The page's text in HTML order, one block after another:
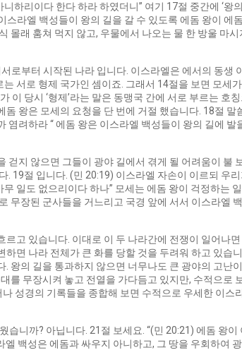
하리이다 한다 하라 하였더니” 여기 17절 중간에 ‘
스라엘 백성들이 왕의 길을 갈 수 있도록 에돔 왕이
몰래 훔쳐 먹지 않고, 우물에서 나오는 물 한 방울 마
로부터 시작된 나라 입니다. 이스라엘은 에서의 동
서로 형제 국가인 셈이죠. 그래서 14절을 보면 모세
이 당시 ‘형제’라는 말은 동맹국 간에 서로 부르는
왕은 모세의 요청을 단 번에 거절 했습니다. 18절
염려하라 “ 에돔 왕은 이스라엘 백성들이 왕의 길에
걷지 않으면 그들이 광야 길에서 겪게 될 어려움이 불
. 19절 입니다. (민 20:19) 이스라엘 자손이 이르되 우
일도 없으리이다 하나” 모세는 에돔 왕이 걱정하는
무장된 군사들을 거느리고 국경 앞에 서서 이스라엘
르고 있습니다. 이대로 이 두 나라간에 전쟁이 일어나
하면 나라 전체가 큰 화를 당할 것을 두려워 하고 있
왕의 길을 통과하지 않으면 너무나도 큰 광야의 고난
를 무장시켜 놓고 전열을 가다듬고 있지만, 수적으
성경의 기록들을 종합해 보면 수적으로 우세한 이
습니까? 아닙니다. 21절 보세요. “(민 20:21) 에돔 왕
엘 백성은 에돔과 싸우지 아니하고, 그 땅을 우회하여